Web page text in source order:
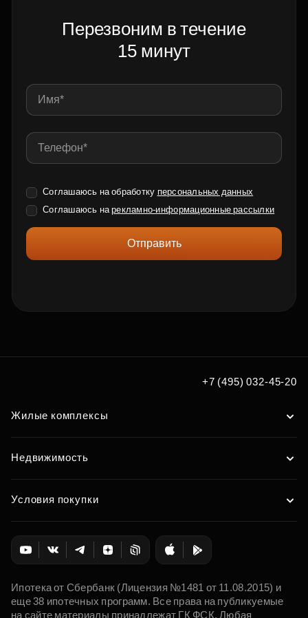
Перезвоним в течение
15 минут
Соглашаюсь на обработку персональных данных
Соглашаюсь нарекламно-информационные рассылки
Отправить
+7 (495) 032-45-20
Жилые комплексы
Недвижимость
Условия покупки
Ипотека от Сбербанк (Лицензия №1481 от 11.08.2015) и
еще 38 ипотечных программ. Все права на публикуемые
на сайте материалы принадлежат ГК ФСК. Любая